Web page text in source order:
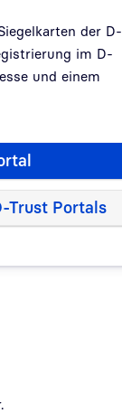
der D-
im D-
und einem
Trust Portals